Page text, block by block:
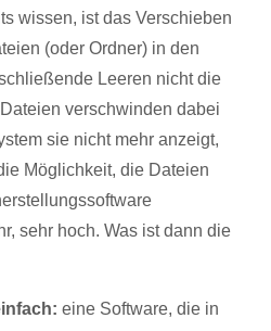
wissen, ist das Verschieben
(oder Ordner) in den
Leeren nicht die
verschwinden dabei
sie nicht mehr anzeigt,
Möglichkeit, die Dateien
sehr hoch. Was ist dann die
eine Software, die in